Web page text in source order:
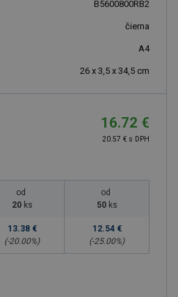
B5600800RB2
čierna
A4
26 x 3,5 x 34,5 cm
16.72 €
20.57 € s DPH
od
20 ks
13.38 €
(-20.00%)
od
50 ks
12.54 €
(-25.00%)